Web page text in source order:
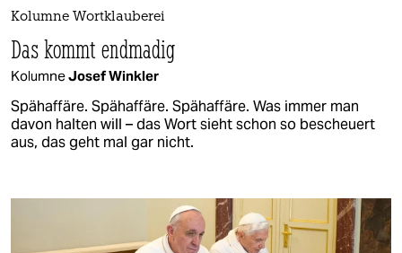
Kolumne Wortklauberei
Das kommt endmadig
KolumneJosef Winkler
Spähaffäre. Spähaffäre. Spähaffäre. Was immer man
davon halten will – das Wort sieht schon so bescheuert
aus, das geht mal gar nicht.